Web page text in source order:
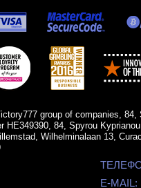
group of companies,
HE349390, 84, Spyrou
Wilhelminalaan 13,
E-MAIL: